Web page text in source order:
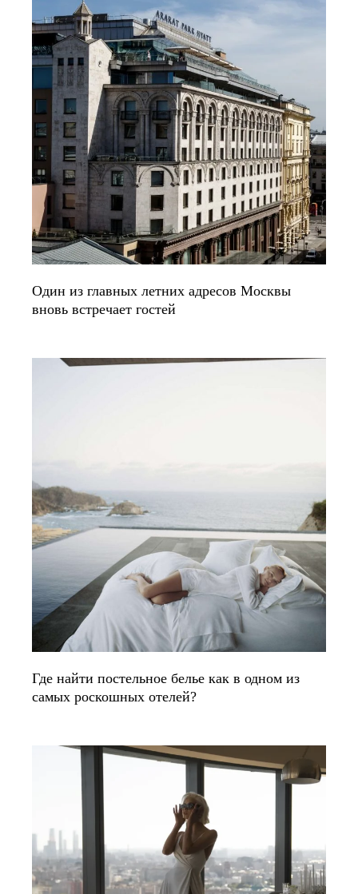
Один из главных летних адресов Москвы
вновь встречает гостей
Где найти постельное белье как в одном из
самых роскошных отелей?